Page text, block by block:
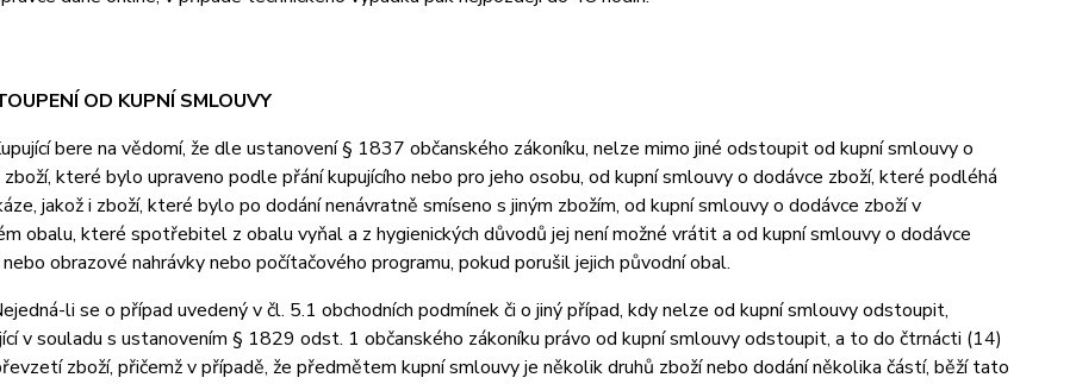
OD KUPNÍ SMLOUVY
bere na vědomí, že dle ustanovení § 1837 občanského zákoníku, nelze mimo jiné odstoupit od kupní smlouvy o
které bylo upraveno podle přání kupujícího nebo pro jeho osobu, od kupní smlouvy o dodávce zboží, které podléhá
jakož i zboží, které bylo po dodání nenávratně smíseno s jiným zbožím, od kupní smlouvy o dodávce zboží v
obalu, které spotřebitel z obalu vyňal a z hygienických důvodů jej není možné vrátit a od kupní smlouvy o dodávce
obrazové nahrávky nebo počítačového programu, pokud porušil jejich původní obal.
li se o případ uvedený v čl. 5.1 obchodních podmínek či o jiný případ, kdy nelze od kupní smlouvy odstoupit,
v souladu s ustanovením § 1829 odst. 1 občanského zákoníku právo od kupní smlouvy odstoupit, a to do čtrnácti (14)
zboží, přičemž v případě, že předmětem kupní smlouvy je několik druhů zboží nebo dodání několika částí, běží tato